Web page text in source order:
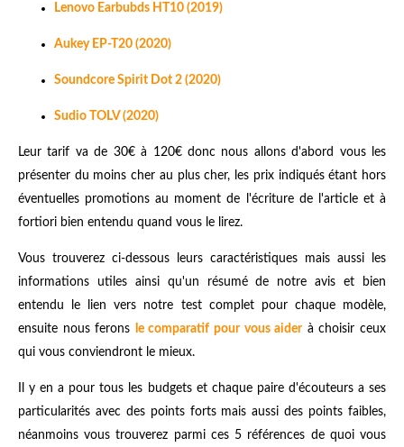
Lenovo Earbubds HT10 (2019)
Aukey EP-T20 (2020)
Soundcore Spirit Dot 2 (2020)
Sudio TOLV (2020)
Leur tarif va de 30€ à 120€ donc nous allons d'abord vous les
présenter du moins cher au plus cher, les prix indiqués étant hors
éventuelles promotions au moment de l'écriture de l'article et à
fortiori bien entendu quand vous le lirez.
Vous trouverez ci-dessous leurs caractéristiques mais aussi les
informations utiles ainsi qu'un résumé de notre avis et bien
entendu le lien vers notre test complet pour chaque modèle,
ensuite nous ferons
le comparatif pour vous aiderà choisir ceux
qui vous conviendront le mieux.
Il y en a pour tous les budgets et chaque paire d'écouteurs a ses
particularités avec des points forts mais aussi des points faibles,
néanmoins vous trouverez parmi ces 5 références de quoi vous